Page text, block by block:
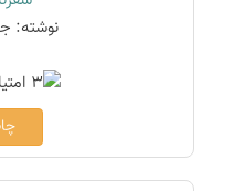
نوشته: